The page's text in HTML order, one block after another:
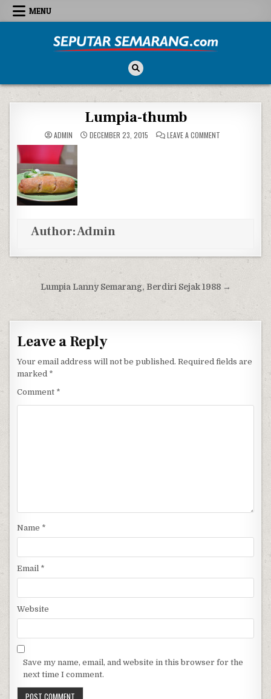
Skip to content
MENU
Lumpia-thumb
ADMIN DECEMBER 23, 2015 LEAVE A COMMENT
Author:Admin
Post navigation
Lumpia Lanny Semarang, Berdiri Sejak 1988 →
Leave a Reply
Your email address will not be published. Required fields are
marked *
Comment *
Name *
Email *
Website
Save my name, email, and website in this browser for the
next time I comment.